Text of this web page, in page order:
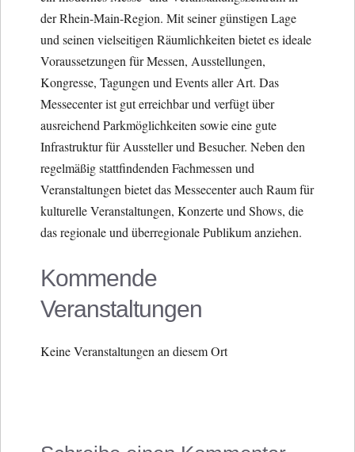
der Rhein-Main-Region. Mit seiner günstigen Lage
und seinen vielseitigen Räumlichkeiten bietet es ideale
Voraussetzungen für Messen, Ausstellungen,
Kongresse, Tagungen und Events aller Art. Das
Messecenter ist gut erreichbar und verfügt über
ausreichend Parkmöglichkeiten sowie eine gute
Infrastruktur für Aussteller und Besucher. Neben den
regelmäßig stattfindenden Fachmessen und
Veranstaltungen bietet das Messecenter auch Raum für
kulturelle Veranstaltungen, Konzerte und Shows, die
das regionale und überregionale Publikum anziehen.
Kommende
Veranstaltungen
Keine Veranstaltungen an diesem Ort